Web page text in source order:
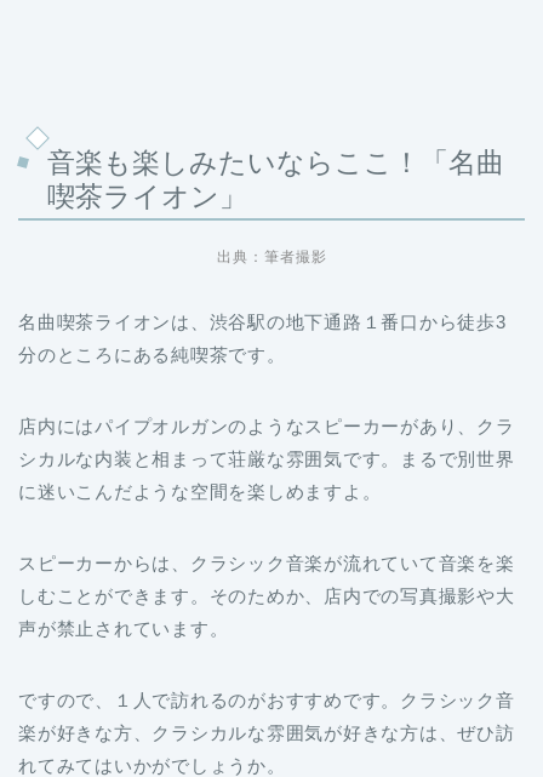
音楽も楽しみたいならここ！「名曲
喫茶ライオン」
出典：筆者撮影
名曲喫茶ライオンは、渋谷駅の地下通路１番口から徒歩3
分のところにある純喫茶です。
店内にはパイプオルガンのようなスピーカーがあり、クラ
シカルな内装と相まって荘厳な雰囲気です。まるで別世界
に迷いこんだような空間を楽しめますよ。
スピーカーからは、クラシック音楽が流れていて音楽を楽
しむことができます。そのためか、店内での写真撮影や大
声が禁止されています。
ですので、１人で訪れるのがおすすめです。クラシック音
楽が好きな方、クラシカルな雰囲気が好きな方は、ぜひ訪
れてみてはいかがでしょうか。